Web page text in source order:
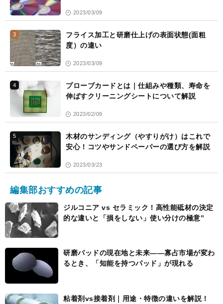
2023/03/09
3
フライス加工と研磨仕上げの表面状態(面粗
度）の違い
2023/03/09
4
プローブカードとは｜仕組みや種類、寿命を
伸ばすクリーニングシートについて解説
2023/02/09
5
木材のサンディング（やすりがけ）はこれで
安心！コツやサンドペーパーの選び方を解説
2023/03/23
編集部おすすめの記事
ジルコニア vs セラミック！高性能砥材の決定
的な違いと「損をしない」使い分けの極意”
研磨パッドの現在地と未来――寡占市場が変わ
るとき、「知能を持つパッド」が現れる
粘着剤vs接着剤｜用途・特徴の違いを解説！